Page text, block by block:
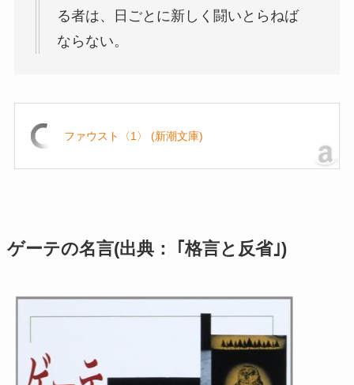
る者は、日ごとに新しく闘いとらねば
ならない。
ファウスト〈1〉 (新潮文庫)
ゲーテの名言(出典： ｢格言と反省｣)